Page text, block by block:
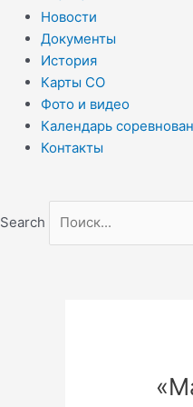
Новости
Документы
История
Карты СО
Фото и видео
Календарь
Контакты
Search